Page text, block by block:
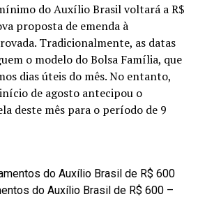
do Auxílio Brasil voltará a R$
proposta de emenda à
Tradicionalmente, as datas
o modelo do Bolsa Família, que
dias úteis do mês. No entanto,
de agosto antecipou o
deste mês para o período de 9
do Auxílio Brasil de R$ 600 –